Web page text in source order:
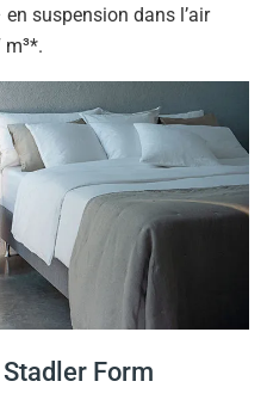
suspension dans l’air
m³*.
Stadler Form